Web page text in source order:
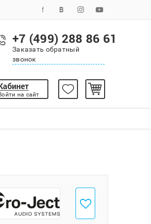
+7 (499) 288 86 61
Заказать обратный
звонок
на сайт
в избранное